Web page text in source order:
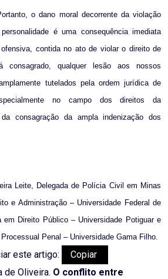
o dano moral decorrente da violação
é uma consequência imediata
contida no ato de violar o direito de
consagrado, qualquer lesão aos nossos
tutelados pela ordem jurídica de
no campo dos direitos da
consagração da ampla indenização dos
Leite, Delegada de Polícia Civil em Minas
e Administração – Universidade Federal de
em Direito Público – Universidade Potiguar e
Penal – Universidade Gama Filho.
este artigo:
Copiar
de Oliveira. O conflito entre